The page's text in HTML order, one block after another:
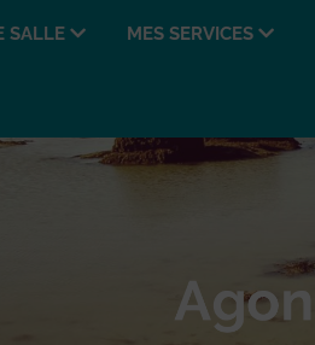
SALLE MES SERVICES